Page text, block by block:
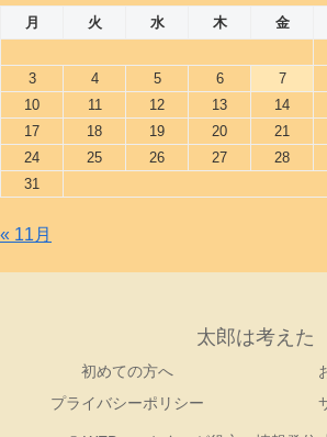
月 火 水 木 金
3
4 5 6 7
10
11 12 13 14
17
18 19 20 21
24
25 26 27 28
31
« 11月
太郎は考えた
初めての方へ
プライバシーポリシー